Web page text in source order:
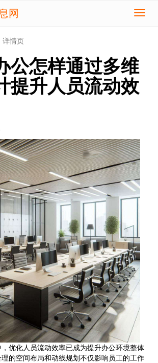
切
网
详情页
公怎样通过多维
提升人员流动效
优化人员流动效率已成为提升办公环境整体
的空间布局和动线规划不仅影响员工的工作